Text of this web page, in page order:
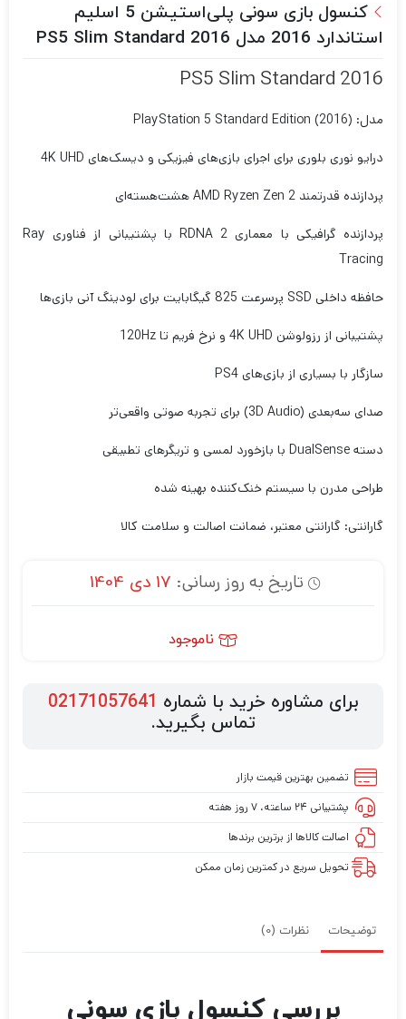
کنسول بازی سونی پلی‌استیشن 5 اسلیم
استاندارد 2016 مدل PS5 Slim Standard 2016
PS5 Slim Standard 2016
مدل: PlayStation 5 Standard Edition (2016)
درایو نوری بلوری برای اجرای بازی‌های فیزیکی و دیسک‌های 4K UHD
پردازنده قدرتمند AMD Ryzen Zen 2 هشت‌هسته‌ای
پردازنده گرافیکی با معماری RDNA 2 با پشتیبانی از فناوری Ray
Tracing
حافظه داخلی SSD پرسرعت 825 گیگابایت برای لودینگ آنی بازی‌ها
پشتیبانی از رزولوشن 4K UHD و نرخ فریم تا 120Hz
سازگار با بسیاری از بازی‌های PS4
صدای سه‌بعدی (3D Audio) برای تجربه صوتی واقعی‌تر
دسته DualSense با بازخورد لمسی و تریگرهای تطبیقی
طراحی مدرن با سیستم خنک‌کننده بهینه شده
گارانتی: گارانتی معتبر، ضمانت اصالت و سلامت کالا
تاریخ به روز رسانی: 17 دی 1404
ناموجود
برای مشاوره خرید با شماره 02171057641
تماس بگیرید.
تضمین بهترین قیمت بازار
پشتیبانی ۲۴ ساعته، ۷ روز هفته
اصالت کالاها از برترین برندها
تحویل سریع در کمترین زمان ممکن
توضیحات نظرات (0)
بررسی کنسول بازی سونی